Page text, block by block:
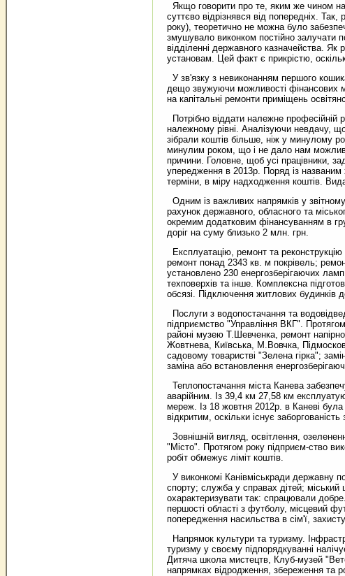
Якщо говорити про те, яким же чином
суттєво відрізнявся від попередніх.
року), теоретично не можна було
змушувало виконком постійно залучати
відділенні державного казначейства.
установам. Цей факт є прикрістю,
У зв'язку з невиконанням першого
дещо звужуючи можливості фінансових
на капітальні ремонти приміщень
Потрібно віддати належне професійній
належному рівні. Аналізуючи невдачу,
зібрали коштів більше, ніж у минулому
минулим роком, що і не дало нам
причини. Головне, щоб усі працівники,
упередження в 2013р. Поряд із
терміни, в міру надходження коштів.
Одним із важливих напрямків у
рахунок державного, обласного та
окремим додатковим фінансуванням в
доріг на суму близько 2 млн. грн.
Експлуатацію, ремонт та
ремонт понад 2343 кв. м покрівель;
установлено 230 енергозберігаючих
техповерхів та інше. Комплексна
обсязі. Підключення житлових будинків
Послуги з водопостачання та
підприємство "Управління ВКГ".
районі музею Т.Шевченка, ремонт
Жовтнева, Київська, М.Вовчка,
садовому товаристві "Зелена гірка";
заміна або встановлення
Теплопостачання міста Канева
аварійним. Із 39,4 км 27,58 км
мереж. Із 18 жовтня 2012р. в Каневі була
відкритим, оскільки існує
Зовнішній вигляд, освітлення,
"Місто". Протягом року підприєм-ство
робіт обмежує ліміт коштів.
У виконкомі Канівміськради державну
спорту; служба у справах дітей; міський
охарактеризувати так: спрацювали
першості області з футболу, місцевий
попередження насильства в сім'ї,
Напрямок культури та туризму.
туризму у своєму підпорядкуванні
Дитяча школа мистецтв, Клуб-музей
напрямках відродження, збереження та